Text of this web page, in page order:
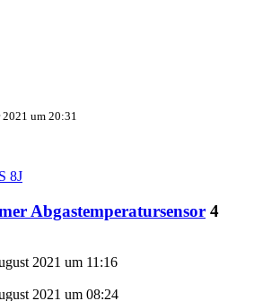
2021 um 20:31
8J
Abgastemperatursensor 4
2021 um 11:16
2021 um 08:24